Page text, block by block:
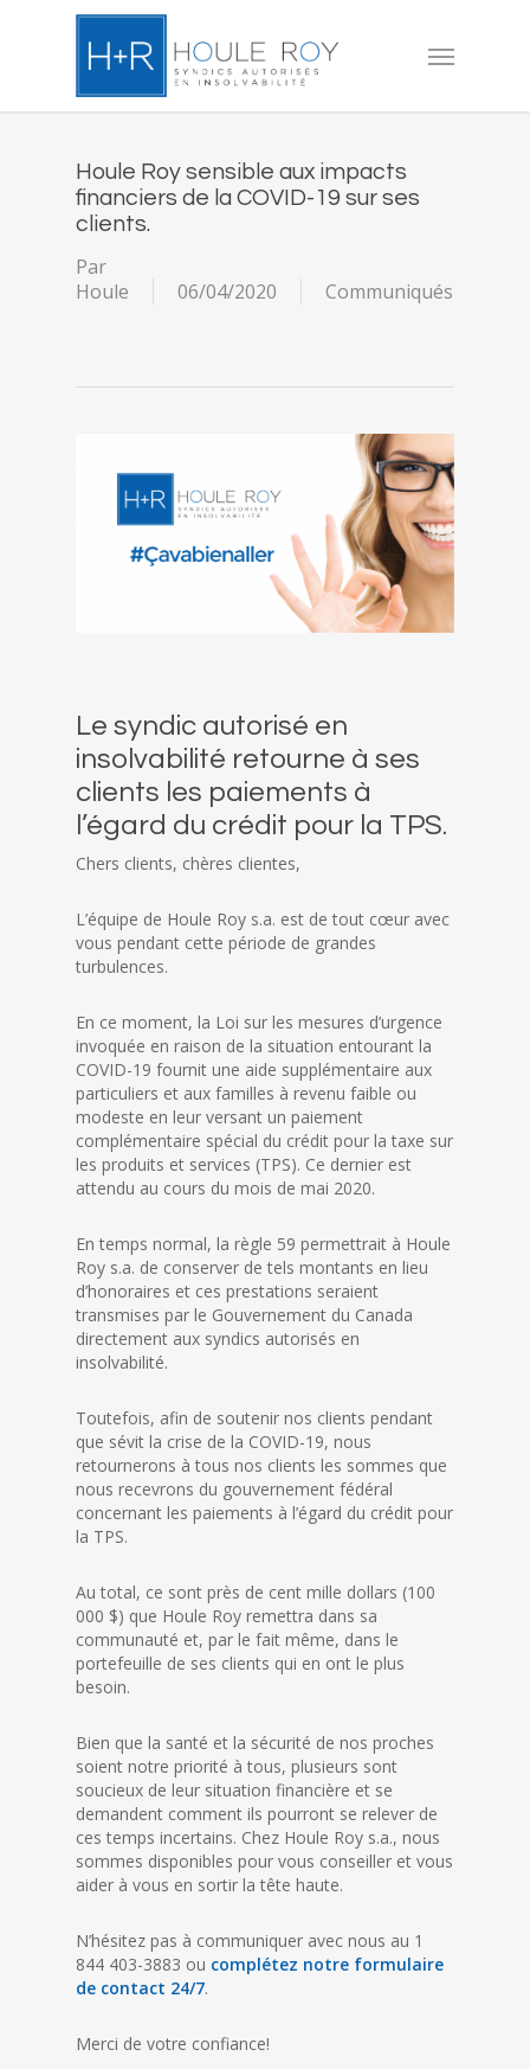
Menu
Houle Roy sensible aux impacts
financiers de la COVID-19 sur ses
clients.
Par
Houle
06/04/2020 Communiqués
Le syndic autorisé en
insolvabilité retourne à ses
clients les paiements à
l’égard du crédit pour la TPS.
Chers clients, chères clientes,
L’équipe de Houle Roy s.a. est de tout cœur avec
vous pendant cette période de grandes
turbulences.
En ce moment, la Loi sur les mesures d’urgence
invoquée en raison de la situation entourant la
COVID-19 fournit une aide supplémentaire aux
particuliers et aux familles à revenu faible ou
modeste en leur versant un paiement
complémentaire spécial du crédit pour la taxe sur
les produits et services (TPS). Ce dernier est
attendu au cours du mois de mai 2020.
En temps normal, la règle 59 permettrait à Houle
Roy s.a. de conserver de tels montants en lieu
d’honoraires et ces prestations seraient
transmises par le Gouvernement du Canada
directement aux syndics autorisés en
insolvabilité.
Toutefois, afin de soutenir nos clients pendant
que sévit la crise de la COVID-19, nous
retournerons à tous nos clients les sommes que
nous recevrons du gouvernement fédéral
concernant les paiements à l’égard du crédit pour
la TPS.
Au total, ce sont près de cent mille dollars (100
000 $) que Houle Roy remettra dans sa
communauté et, par le fait même, dans le
portefeuille de ses clients qui en ont le plus
besoin.
Bien que la santé et la sécurité de nos proches
soient notre priorité à tous, plusieurs sont
soucieux de leur situation financière et se
demandent comment ils pourront se relever de
ces temps incertains. Chez Houle Roy s.a., nous
sommes disponibles pour vous conseiller et vous
aider à vous en sortir la tête haute.
N’hésitez pas à communiquer avec nous au 1
844 403-3883 ou complétez notre formulaire
de contact 24/7.
Merci de votre confiance!